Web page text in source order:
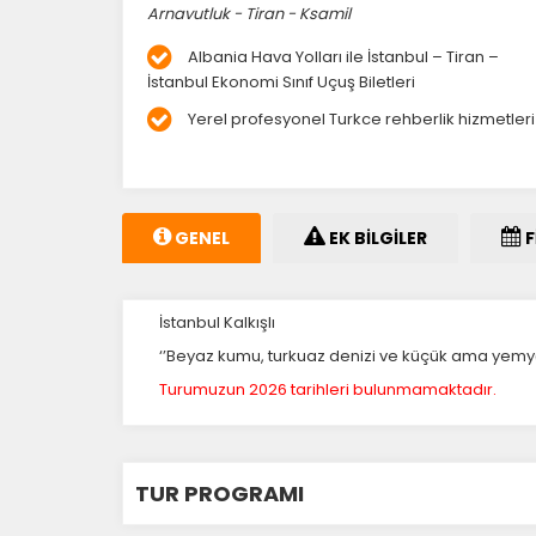
Arnavutluk - Tiran - Ksamil
Albania Hava Yolları ile İstanbul – Tiran –
İstanbul Ekonomi Sınıf Uçuş Biletleri
Yerel profesyonel Turkce rehberlik hizmetleri
GENEL EK BİLGİLER
İstanbul Kalkışlı
‘’Beyaz kumu, turkuaz denizi ve küçük ama
Turumuzun 2026 tarihleri bulunmamaktadır.
TUR PROGRAMI